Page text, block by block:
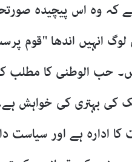
کہ وہ اس پیچیدہ
انہیں اندھا "قوم
حب الوطنی کا مطلب
بہتری کی خواہش
ادارہ ہے اور سیاست